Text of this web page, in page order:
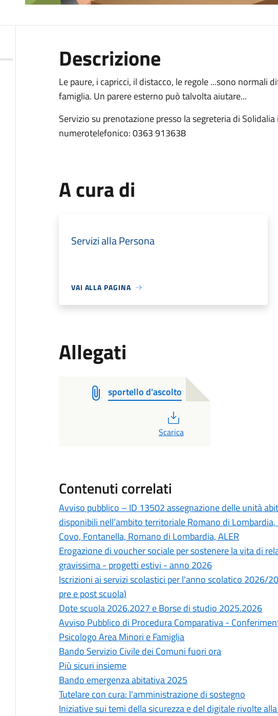
Descrizione
Le paure, i capricci, il distacco, le regole ...sono normali
famiglia. Un parere esterno può talvolta aiutare...
Servizio su prenotazione presso la segreteria di
numerotelefonico: 0363 913638
A cura di
Servizi alla Persona
VAI ALLA PAGINA
Allegati
sportello d'ascolto
Scarica
Contenuti correlati
Avviso pubblico – ID 13502 assegnazione delle unità
disponibili nell’ambito territoriale Romano di
Covo, Fontanella, Romano di Lombardia, ALER
Erogazione di voucher sociale per sostenere la vita di
gravissima - progetti estivi - anno 2026
Iscrizioni ai servizi scolastici per l'anno scolatico 2026/
pre e post scuola)
Dote scuola 2026.2027 e Borse di studio 2025.2026
Avviso Pubblico di Procedura Comparativa -
Psicologo Area Minori e Famiglia
Bando Servizio Civile dei Comuni fuori ora
Più sicuri insieme
Bando emergenza abitativa 2025
Tutelare con cura: l'amministrazione di sostegno
Iniziative sui temi della sicurezza e del digitale rivolte